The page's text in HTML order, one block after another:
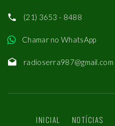
(21) 3653 - 8488
Chamar no WhatsApp
radioserra987@gmail.com
INICIAL NOTÍCIAS